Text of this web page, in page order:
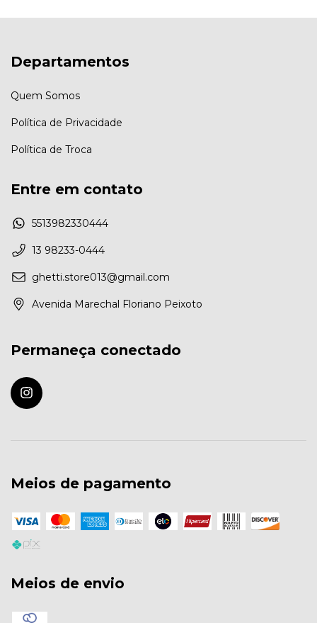
Departamentos
Quem Somos
Política de Privacidade
Política de Troca
Entre em contato
5513982330444
13 98233-0444
ghetti.store013@gmail.com
Avenida Marechal Floriano Peixoto
Permaneça conectado
Meios de pagamento
Meios de envio